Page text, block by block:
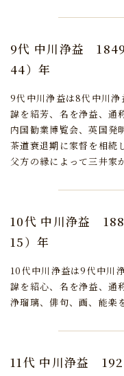
9代 中川浄益
44）年
9代中川浄益は8代中川浄
諱を紹芳、名を浄益、通
内国勧業博覧会、英国発
茶道衰退期に家督を相続し
父方の縁によって三井家
10代 中川浄益
15）年
10代中川浄益は9代中川
諱を紹心、名を浄益、通
浄瑠璃、俳句、画、能楽
11代 中川浄益